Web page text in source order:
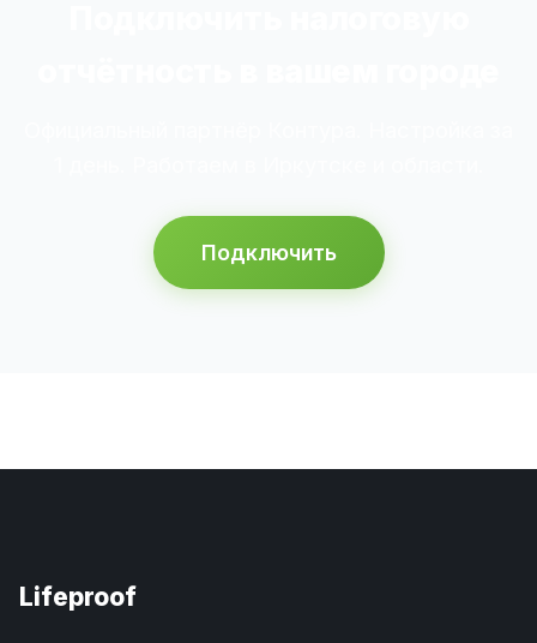
Подключить
Lifeproof